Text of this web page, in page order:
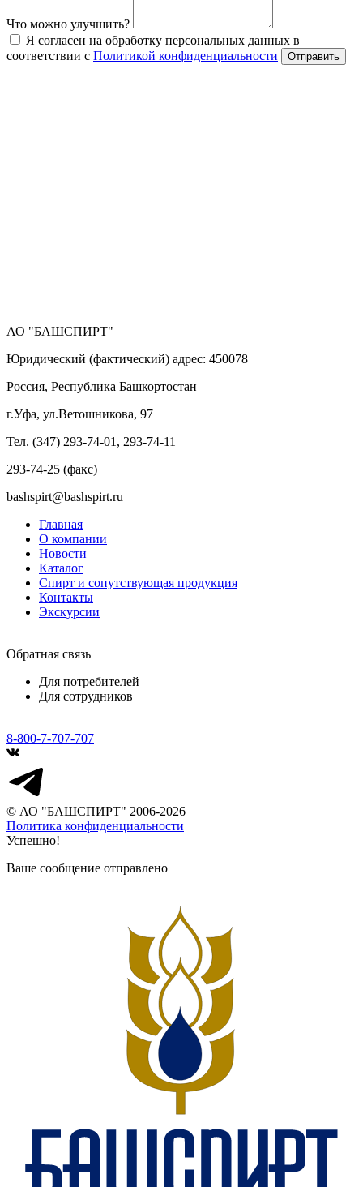
Что можно улучшить?
Я согласен на обработку персональных данных в
соответствии с Политикой конфиденциальности Отправить
АО "БАШСПИРТ"
Юридический (фактический) адрес: 450078
Россия, Республика Башкортостан
г.Уфа, ул.Ветошникова, 97
Тел. (347) 293-74-01, 293-74-11
293-74-25 (факс)
bashspirt@bashspirt.ru
Главная
О компании
Новости
Каталог
Спирт и сопутствующая продукция
Контакты
Экскурсии
Обратная связь
Для потребителей
Для сотрудников
8-800-7-707-707
© АО "БАШСПИРТ" 2006-2026
Политика конфиденциальности
Успешно!
Ваше сообщение отправлено